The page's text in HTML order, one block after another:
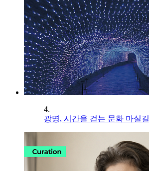
4.
광명, 시간을 걷는 문화 마실길